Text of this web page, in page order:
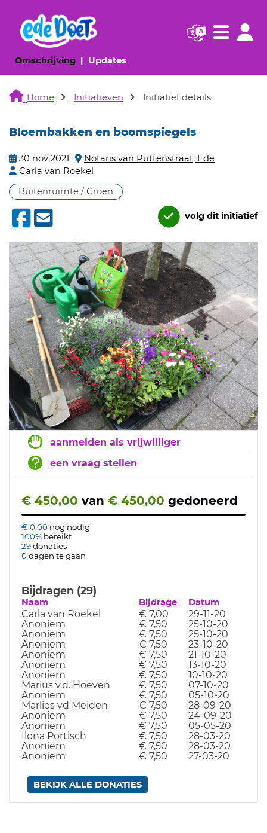
Omschrijving(huidige pagina)
Updates(huidige pagina)
Navigatie
Home Initiatieven Initiatief details
Bloembakken en boomspiegels
30 nov 2021
Notaris van Puttenstraat, Ede
Carla van Roekel
Buitenruimte / Groen
volg dit initiatief
aanmelden als vrijwilliger
een vraag stellen
€ 450,00 van € 450,00 gedoneerd
€ 0,00 nog nodig
100% bereikt
29donaties
0dagen te gaan
Bijdragen (29)
Naam Bijdrage Datum
Carla van Roekel € 7,00
29-11-20
Anoniem
€ 7,50
25-10-20
Anoniem
€ 7,50
25-10-20
Anoniem
€ 7,50
23-10-20
Anoniem
€ 7,50
21-10-20
Anoniem
€ 7,50
13-10-20
Anoniem
€ 7,50
10-10-20
Marius v.d. Hoeven
€ 7,50
07-10-20
Anoniem
€ 7,50
05-10-20
Marlies vd Meiden
€ 7,50
28-09-20
Anoniem
€ 7,50
24-09-20
Anoniem
€ 7,50
05-05-20
Ilona Portisch
€ 7,50
28-03-20
Anoniem
€ 7,50
28-03-20
Anoniem
€ 7,50 27-03-20
BEKIJK ALLE DONATIES